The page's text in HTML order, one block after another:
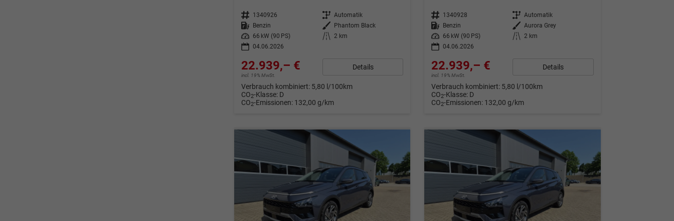
Fahrzeugnr. 1340926 Getriebe Automatik
Kraftstoff Benzin Außenfarbe
Phantom Black
Leistung
66 kW (90 PS) Kilometerstand
2 km
04.06.2026
22.939,– €
incl. 19% MwSt.
Details
Verbrauch kombiniert: 5,80 l/100km
CO2-Klasse: D
CO2-Emissionen: 132,00 g/km
Fahrzeugnr. 1340928 Getriebe Automatik
Kraftstoff Benzin Außenfarbe Aurora Grey
Leistung
66 kW (90 PS) Kilometerstand
2 km
04.06.2026
22.939,– €
incl. 19% MwSt.
Details
Verbrauch kombiniert: 5,80 l/100km
CO2-Klasse: D
CO2-Emissionen: 132,00 g/km